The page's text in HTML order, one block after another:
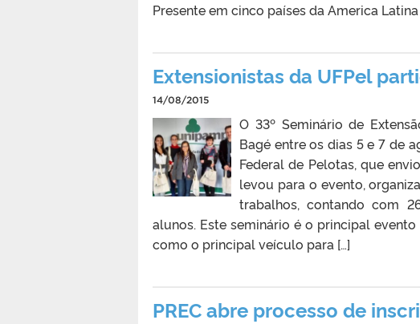
Presente em cinco países da America
Extensionistas da UFPel
14/08/2015
O 33º Seminário de
Bagé entre os dias 5 e 7 de
Federal de Pelotas, que
levou para o evento,
trabalhos, contando com
alunos. Este seminário é o principal
como o principal veículo para […]
PREC abre processo de